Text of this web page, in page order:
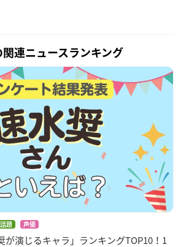
連ニュースランキング
話題 声優
が演じるキャラ」ランキングTOP10！1